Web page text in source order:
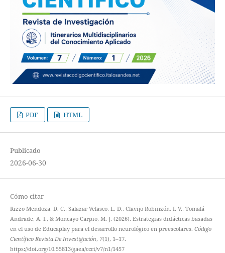
PDF HTML
Publicado
2026-06-30
Cómo citar
Rizzo Mendoza, D. C., Salazar Velasco, L. D., Clavijo Robinzón, I. V., Tomalá
Andrade, A. I., & Moncayo Carpio, M. J. (2026). Estrategias didácticas basadas
en el uso de Educaplay para el desarrollo neurológico en preescolares. Código
Científico Revista De Investigación, 7(1), 1–17.
https://doi.org/10.55813/gaea/ccri/v7/n1/1457